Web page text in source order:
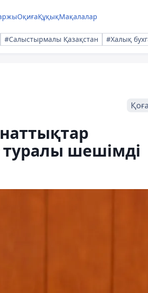
ОқиғаҚұқықМақалалар
#Салыстырмалы Қазақстан #Халық
шешімді